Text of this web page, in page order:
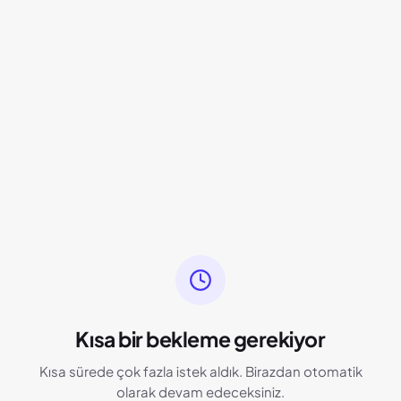
Kısa bir bekleme gerekiyor
Kısa sürede çok fazla istek aldık. Birazdan otomatik
olarak devam edeceksiniz.